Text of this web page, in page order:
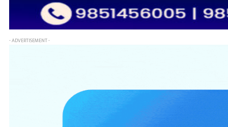
- ADVERTISEMENT -